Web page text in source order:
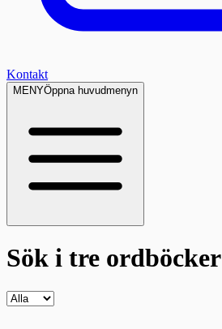
Kontakt
MENYÖppna huvudmenyn
Sök i tre ordböcker